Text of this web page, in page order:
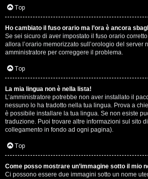
Top
Ho cambiato il fuso orario ma l’ora è ancora
Se sei sicuro di aver impostato il fuso orario
allora l’orario memorizzato sull’orologio del server
amministratore per correggere il problema.
Top
La mia lingua non è nella lista!
L’amministratore potrebbe non aver installato il
nessuno lo ha tradotto nella tua lingua. Prova a
è possibile installare la tua lingua. Se non esiste
traduzione. Puoi trovare altre informazioni sul sito
collegamento in fondo ad ogni pagina).
Top
Come posso mostrare un’immagine sotto il mio
Ci possono essere due immagini sotto un nome
a
l
S
t
o
r
e
:
G
i